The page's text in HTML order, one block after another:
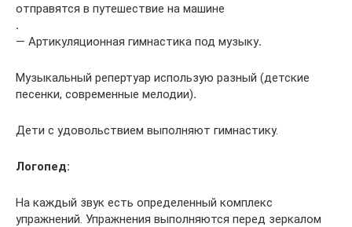
отправятся в путешествие на машине
.
— Артикуляционная гимнастика под музыку.
Музыкальный репертуар использую разный (детские
песенки, современные мелодии).
Дети с удовольствием выполняют гимнастику.
Логопед:
На каждый звук есть определенный комплекс
упражнений. Упражнения выполняются перед зеркалом